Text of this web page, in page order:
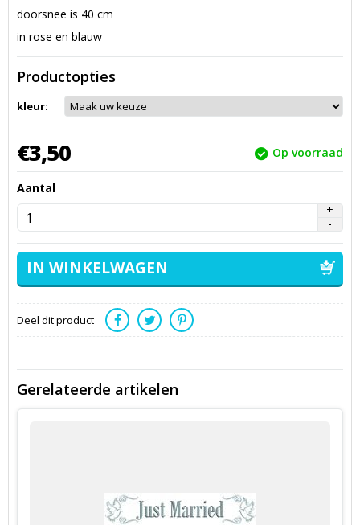
doorsnee is 40 cm
in rose en blauw
Productopties
kleur:
€3,50 Op voorraad
Aantal
Deel dit product
Gerelateerde artikelen